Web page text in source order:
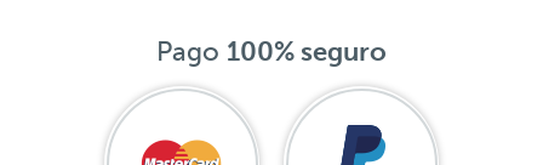
Pago 100% seguro